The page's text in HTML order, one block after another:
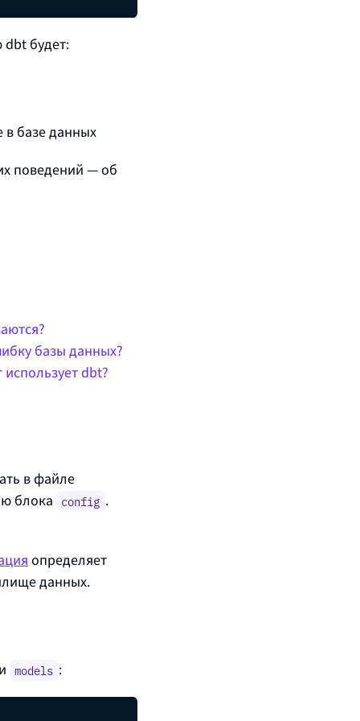
будет:
в базе данных
поведений — об
базы данных?
dbt?
в файле
блока config .
определяет
данных.
models :